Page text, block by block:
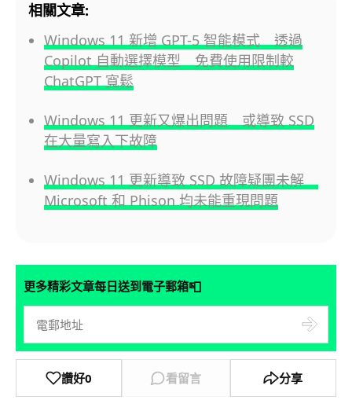
相關文章:
Windows 11 新增 GPT-5 智能模式 透過
Copilot 自動選擇模型 免費使用限制較
ChatGPT 寬鬆
Windows 11 更新又爆出問題 或導致 SSD
在大量寫入下故障
Windows 11 更新導致 SSD 故障疑團未解
Microsoft 和 Phison 均未能重現問題
更多精彩文章每日送到電子郵箱📮
讚好0 看留言 分享